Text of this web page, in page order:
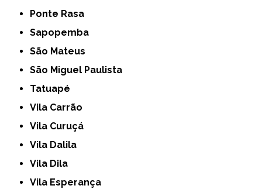
Ponte Rasa
Sapopemba
São Mateus
São Miguel Paulista
Tatuapé
Vila Carrão
Vila Curuçá
Vila Dalila
Vila Dila
Vila Esperança